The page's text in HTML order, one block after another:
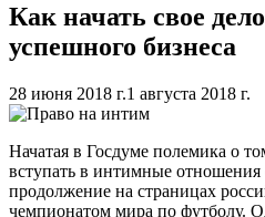
Как начать свое
успешного бизнеса
28 июня 2018 г.1 августа 2018 г.
Начатая в Госдуме полемика о
вступать в интимные
продолжение на страницах
чемпионатом мира по футболу.